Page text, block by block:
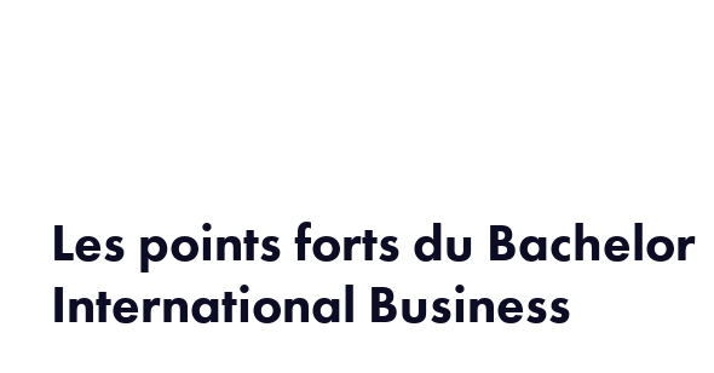
Les points forts du Bachelor
International Business